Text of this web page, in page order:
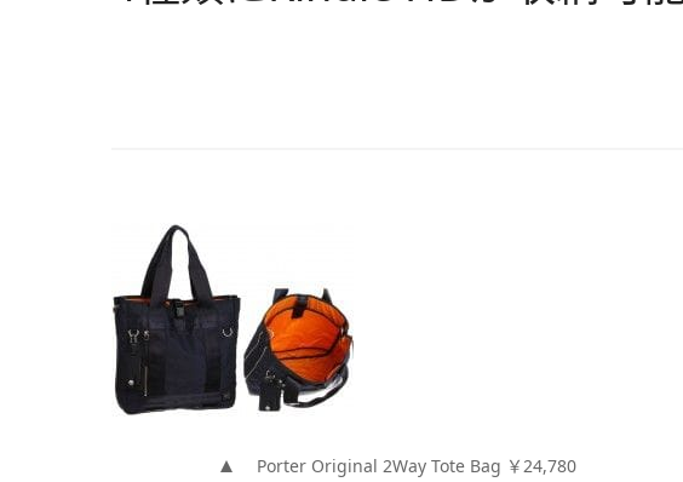
Porter Original 2Way Tote Bag ￥24,780